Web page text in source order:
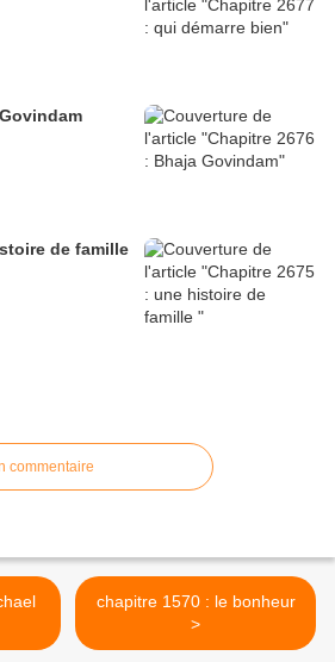
de famille
commentaire
chapitre 1570 : le bonheur
>